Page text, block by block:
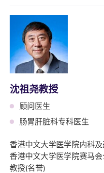
沈祖尧教授
顾问医生
肠胃肝脏科专科医生
香港中文大学医学院内科
香港中文大学医学院赛马
教授(名誉)